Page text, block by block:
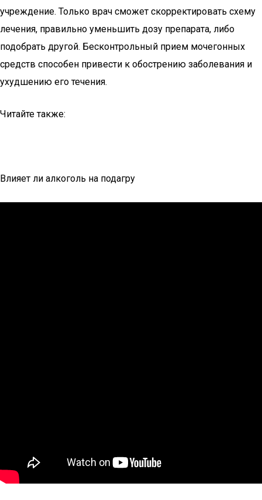
учреждение. Только врач сможет скорректировать схему
лечения, правильно уменьшить дозу препарата, либо
подобрать другой. Бесконтрольный прием мочегонных
средств способен привести к обострению заболевания и
ухудшению его течения.
Читайте также:
Влияет ли алкоголь на подагру